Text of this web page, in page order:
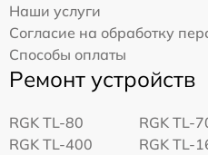
Наши услуги
Согласие на обработку
Способы оплаты
Ремонт устройств
RGK TL-80
RGK TL-
RGK TL-400
RGK TL-